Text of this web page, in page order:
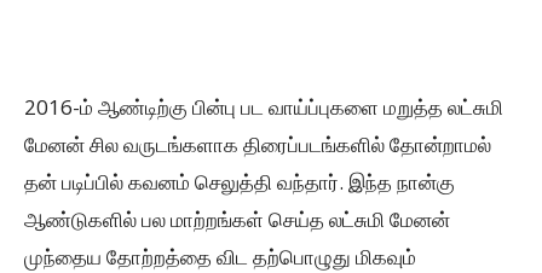
2016-ம் ஆண்டிற்கு பின்பு பட வாய்ப்புகளை மறுத்த லட்சுமி
மேனன் சில வருடங்களாக திரைப்படங்களில் தோன்றாமல்
தன் படிப்பில் கவனம் செலுத்தி வந்தார். இந்த நான்கு
ஆண்டுகளில் பல மாற்றங்கள் செய்த லட்சுமி மேனன்
முந்தைய தோற்றத்தை விட தற்பொழுது மிகவும்